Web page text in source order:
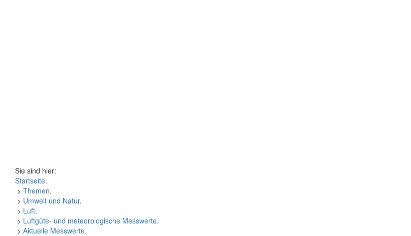
Sie sind hier:
Startseite.
> Themen.
> Umwelt und Natur.
> Luft.
> Luftgüte- und meteorologische Messwerte.
> Aktuelle Messwerte.